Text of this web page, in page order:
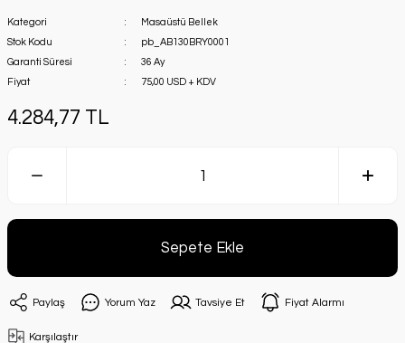
Kategori
Masaüstü Bellek
Stok Kodu
pb_AB130BRY0001
Garanti Süresi
36 Ay
Fiyat
75,00 USD + KDV
4.284,77 TL
Sepete Ekle
Paylaş Yorum Yaz Tavsiye Et Fiyat Alarmı
Karşılaştır